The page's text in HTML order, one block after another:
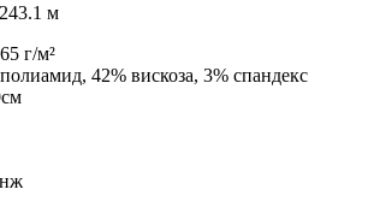
243.1 м
г/м²
42% вискоза, 3% спандекс